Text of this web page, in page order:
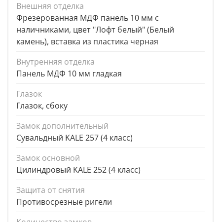
Внешняя отделка
Фрезерованная МДФ панель 10 мм с
наличниками, цвет "Лофт белый" (Белый
камень), вставка из пластика черная
Внутренняя отделка
Панель МДФ 10 мм гладкая
Глазок
Глазок, сбоку
Замок дополнительный
Сувальдный KALE 257 (4 класс)
Замок основной
Цилиндровый KALE 252 (4 класс)
Защита от снятия
Противосрезные ригели